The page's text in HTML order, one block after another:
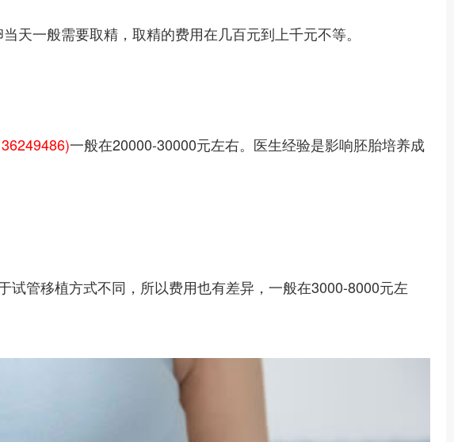
天一般需要取精，取精的费用在几百元到上千元不等。
一般在20000-30000元左右。医生经验是影响胚胎培养成
管移植方式不同，所以费用也有差异，一般在3000-8000元左